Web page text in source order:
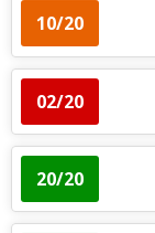
10/20
02/20
20/20